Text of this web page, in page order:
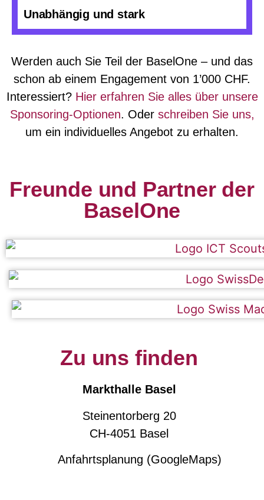
Unabhängig und stark
Werden auch Sie Teil der BaselOne – und das
schon ab einem Engagement von 1’000 CHF.
Interessiert? Hier erfahren Sie alles über unsere
Sponsoring-Optionen. Oder schreiben Sie uns,
um ein individuelles Angebot zu erhalten.
Freunde und Partner der
BaselOne
Zu uns finden
Markthalle Basel
Steinentorberg 20
CH-4051 Basel
Anfahrtsplanung (GoogleMaps)